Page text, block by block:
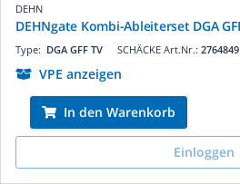
DEHN
DEHNgate Kombi-Ableiterset DGA
SCHÄCKE Art.Nr.: 2764849
Type: DGA GFF TV
VPE anzeigen
In den Warenkorb
Einloggen